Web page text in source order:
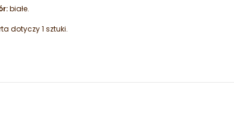
białe.
dotyczy 1 sztuki.